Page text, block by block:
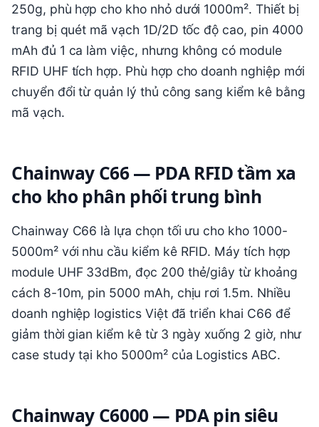
250g, phù hợp cho kho nhỏ dưới 1000m². Thiết bị
trang bị quét mã vạch 1D/2D tốc độ cao, pin 4000
mAh đủ 1 ca làm việc, nhưng không có module
RFID UHF tích hợp. Phù hợp cho doanh nghiệp mới
chuyển đổi từ quản lý thủ công sang kiểm kê bằng
mã vạch.
Chainway C66 — PDA RFID tầm xa
cho kho phân phối trung bình
Chainway C66 là lựa chọn tối ưu cho kho 1000-
5000m² với nhu cầu kiểm kê RFID. Máy tích hợp
module UHF 33dBm, đọc 200 thẻ/giây từ khoảng
cách 8-10m, pin 5000 mAh, chịu rơi 1.5m. Nhiều
doanh nghiệp logistics Việt đã triển khai C66 để
giảm thời gian kiểm kê từ 3 ngày xuống 2 giờ, như
case study tại kho 5000m² của Logistics ABC.
Chainway C6000 — PDA pin siêu